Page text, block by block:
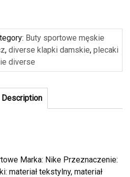
Buty sportowe męskie
, diverse klapki damskie, plecaki
diverse
Description
Marka: Nike Przeznaczenie:
materiał tekstylny, materiał